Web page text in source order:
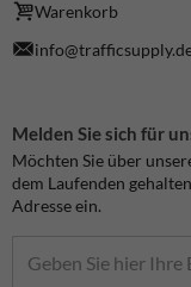
Warenkorb
Melden Sie sich für
Möchten Sie über
dem Laufenden
Adresse ein.